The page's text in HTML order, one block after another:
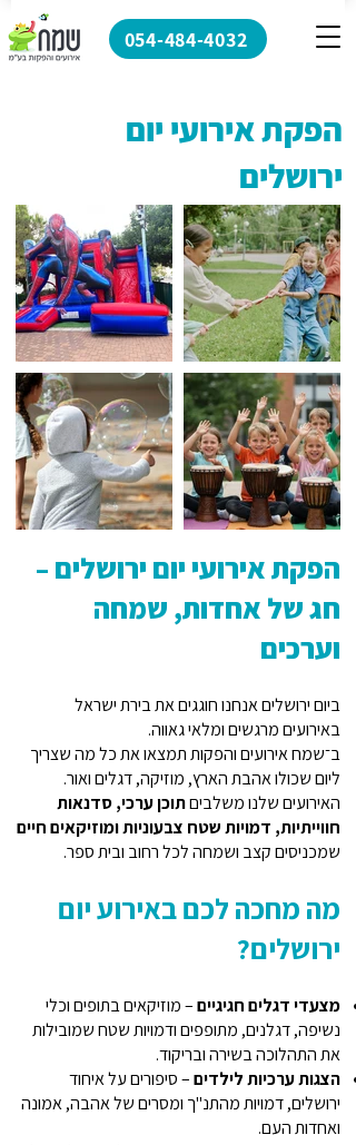
054-484-4032
הפקת אירועי יום
ירושלים
הפקת אירועי יום ירושלים –
חג של אחדות, שמחה
וערכים
ביום ירושלים אנחנו חוגגים את בירת ישראל
באירועים מרגשים ומלאי גאווה.
ב־שמח אירועים והפקות תמצאו את כל מה שצריך
ליום שכולו אהבת הארץ, מוזיקה, דגלים ואור.
האירועים שלנו משלביםתוכן ערכי, סדנאות
חווייתיות, דמויות שטח צבעוניות ומוזיקאים חיים
שמכניסים קצב ושמחה לכל רחוב ובית ספר.
מה מחכה לכם באירוע יום
ירושלים?
מצעדי דגלים חגיגיים– מוזיקאים בתופים וכלי
נשיפה, דגלנים, מתופפים ודמויות שטח שמובילות
את התהלוכה בשירה ובריקוד.
הצגות ערכיות לילדים– סיפורים על איחוד
ירושלים, דמויות מהתנ"ך ומסרים של אהבה, אמונה
ואחדות העם.